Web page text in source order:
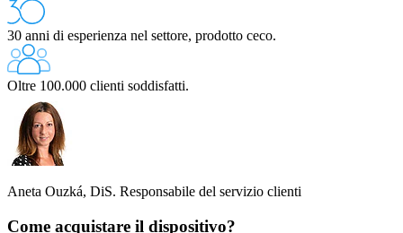
30 anni di esperienza nel settore, prodotto ceco.
Oltre 100.000 clienti soddisfatti.
Aneta Ouzká, DiS. Responsabile del servizio clienti
Come acquistare il dispositivo?